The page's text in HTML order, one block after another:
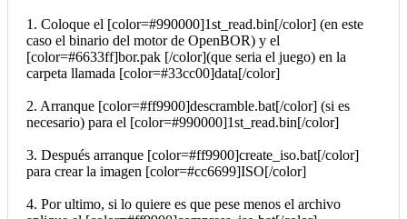
1. Coloque el [color=#990000]1st_read.bin[/color] (en este
caso el binario del motor de OpenBOR) y el
[color=#6633ff]bor.pak [/color](que seria el juego) en la
carpeta llamada [color=#33cc00]data[/color]
2. Arranque [color=#ff9900]descramble.bat[/color] (si es
necesario) para el [color=#990000]1st_read.bin[/color]
3. Después arranque [color=#ff9900]create_iso.bat[/color]
para crear la imagen [color=#cc6699]ISO[/color]
4. Por ultimo, si lo quiere es que pese menos el archivo